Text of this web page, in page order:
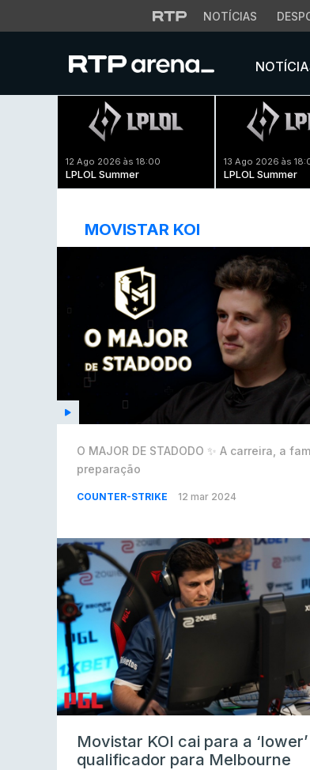
NOTÍCIAS
12 Ago 2026 às 18:00
LPLOL Summer
13 Ago 2026 às
LPLOL Summer
MOVISTAR KOI
O MAJOR DE STADODO ✨ A carreira, a
preparação
COUNTER-STRIKE 12 mar 2024
Movistar KOI cai para a
qualificador para Melbourne